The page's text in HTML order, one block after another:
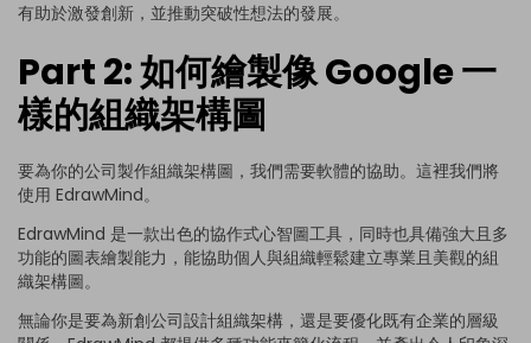
有助於激發創新，並推動突破性想法的發展。
Part 2: 如何繪製像 Google 一
樣的組織架構圖
要為你的公司製作組織架構圖，我們需要軟體的協助。這裡我們將
使用 EdrawMind。
EdrawMind 是一款出色的協作式心智圖工具，同時也具備強大且多
功能的圖表繪製能力，能協助個人與組織輕鬆建立專業且美觀的組
織架構圖。
無論你是要為新創公司設計組織架構，還是要優化既有企業的層級